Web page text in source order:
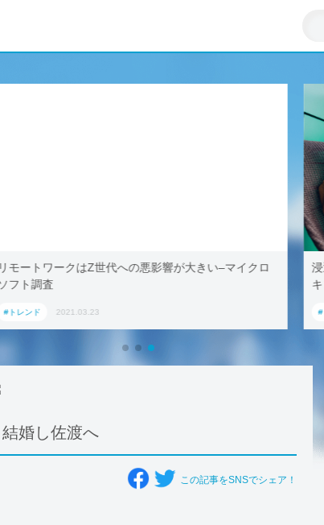
リモートワークはZ世代への悪影響が大きい–マイクロ
フト調査
#トレンド 2021.03.23 #
婚し佐渡へ
この記事をSNSでシェア！